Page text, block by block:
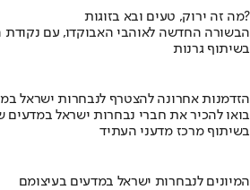
מה זה ירוק, טעים ובא בזוגות?
הבשורה החדשה לאוהבי האבוקדו, עם
בשיתוף גרנות
הזדמנות אחרונה להצטרף לנבחרות ישראל
בואו להכיר את חברי נבחרות ישראל
בשיתוף מרכז מדעני העתיד
המיונים לנבחרות ישראל במדעים בעיצומם